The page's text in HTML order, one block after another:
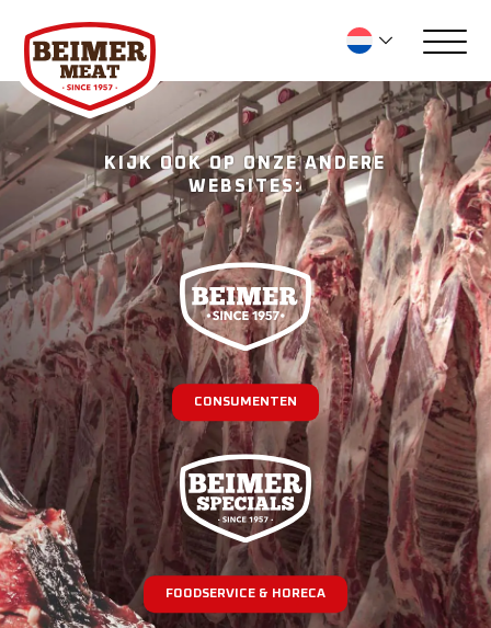
KIJK OOK OP ONZE ANDERE
WEBSITES:
CONSUMENTEN
FOODSERVICE & HORECA